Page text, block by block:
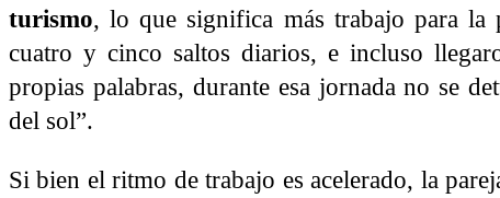
turismo, lo que significa más trabajo para la
cuatro y cinco saltos diarios, e incluso
propias palabras, durante esa jornada no se
del sol”.
Si bien el ritmo de trabajo es acelerado, la